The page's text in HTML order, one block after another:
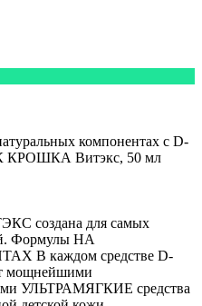
создана для самых
Формулы НА
В каждом средстве D-
мощнейшими
УЛЬТРАМЯГКИЕ средства